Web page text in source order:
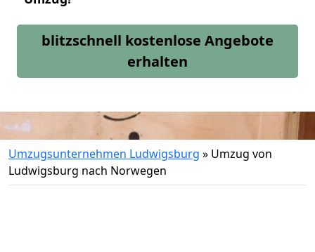
blitzschnell kostenlose Angebote
erhalten
Umzugsunternehmen Ludwigsburg » Umzug von
Ludwigsburg nach Norwegen